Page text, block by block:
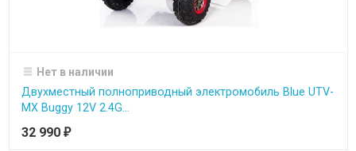
Нет в наличии
Двухместный полноприводный электромобиль Blue UTV-
MX Buggy 12V 2.4G...
32 990 ₽